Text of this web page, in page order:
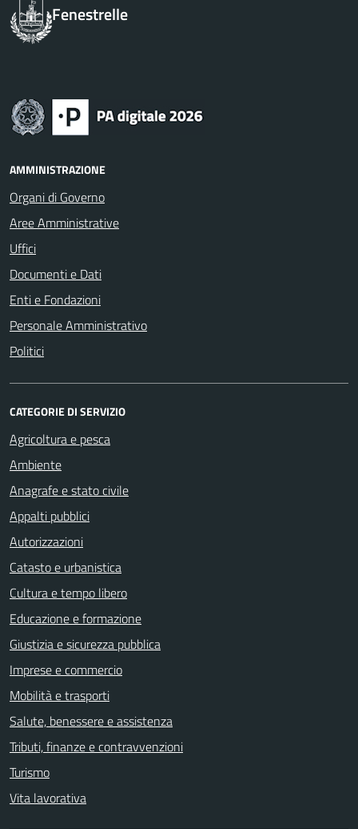
Fenestrelle
AMMINISTRAZIONE
Organi di Governo
Aree Amministrative
Uffici
Documenti e Dati
Enti e Fondazioni
Personale Amministrativo
Politici
CATEGORIE DI SERVIZIO
Agricoltura e pesca
Ambiente
Anagrafe e stato civile
Appalti pubblici
Autorizzazioni
Catasto e urbanistica
Cultura e tempo libero
Educazione e formazione
Giustizia e sicurezza pubblica
Imprese e commercio
Mobilità e trasporti
Salute, benessere e assistenza
Tributi, finanze e contravvenzioni
Turismo
Vita lavorativa